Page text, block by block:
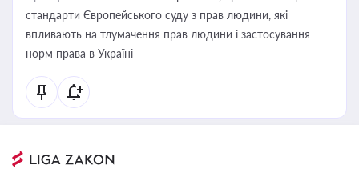
стандарти Європейського суду з прав людини, які
впливають на тлумачення прав людини і застосування
норм права в Україні